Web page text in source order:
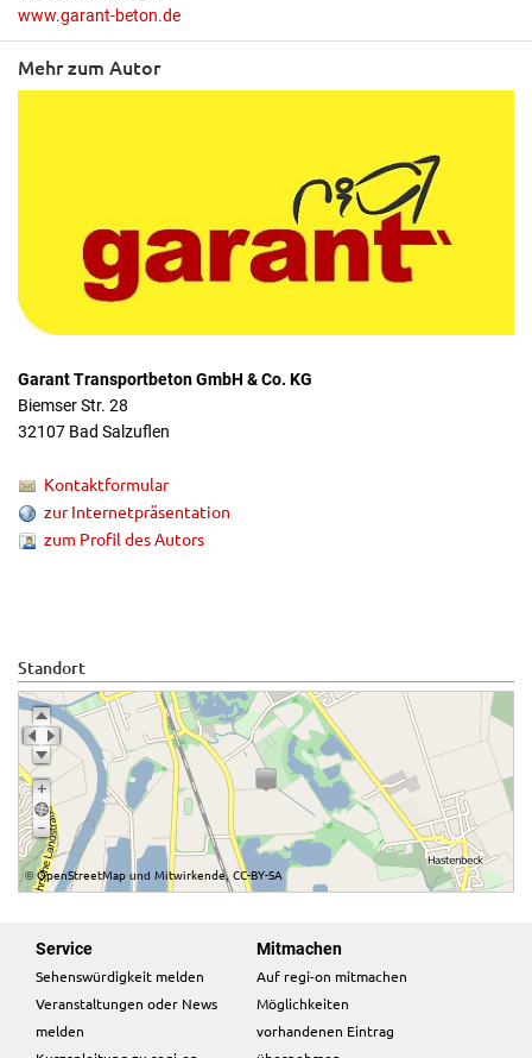
www.garant-beton.de
Mehr zum Autor
Garant Transportbeton GmbH & Co. KG
Biemser Str. 28
32107 Bad Salzuflen
Kontaktformular
zur Internetpräsentation
zum Profil des Autors
Standort
©OpenStreetMap und Mitwirkende, CC-BY-SA
Service
Sehenswürdigkeit melden
Veranstaltungen oder News
melden
Mitmachen
Auf regi-on mitmachen
Möglichkeiten
vorhandenen Eintrag